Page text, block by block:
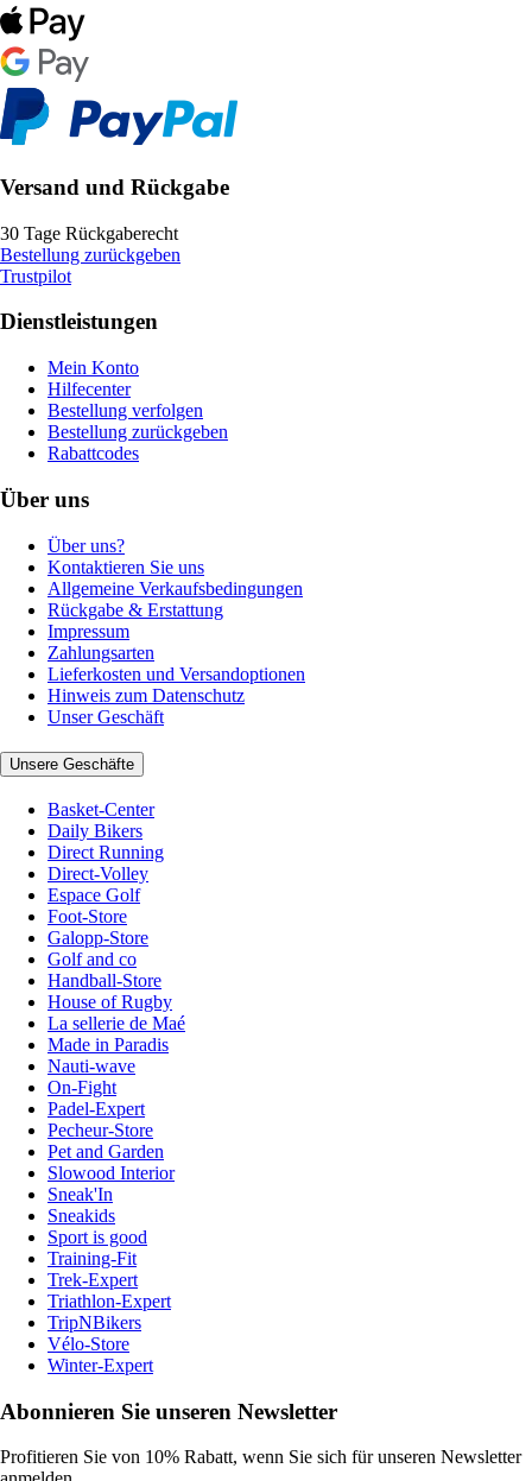
Versand und Rückgabe
30 Tage Rückgaberecht
Bestellung zurückgeben
Trustpilot
Dienstleistungen
Mein Konto
Hilfecenter
Bestellung verfolgen
Bestellung zurückgeben
Rabattcodes
Über uns
Über uns?
Kontaktieren Sie uns
Allgemeine Verkaufsbedingungen
Rückgabe & Erstattung
Impressum
Zahlungsarten
Lieferkosten und Versandoptionen
Hinweis zum Datenschutz
Unser Geschäft
Unsere Geschäfte
Basket-Center
Daily Bikers
Direct Running
Direct-Volley
Espace Golf
Foot-Store
Galopp-Store
Golf and co
Handball-Store
House of Rugby
La sellerie de Maé
Made in Paradis
Nauti-wave
On-Fight
Padel-Expert
Pecheur-Store
Pet and Garden
Slowood Interior
Sneak'In
Sneakids
Sport is good
Training-Fit
Trek-Expert
Triathlon-Expert
TripNBikers
Vélo-Store
Winter-Expert
Abonnieren Sie unseren Newsletter
Profitieren Sie von 10% Rabatt, wenn Sie sich für unseren Newsletter